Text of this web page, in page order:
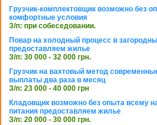
Грузчик-комплектовщик возможно без
комфортные условия
З/п: при собеседовании.
Повар на холодный процесс в
предоставляем жилье
З/п: 30 000 - 32 000 грн.
Грузчик на вахтовый метод
выплаты два раза в месяц
З/п: 23 000 - 40 000 грн
Кладовщик возможно без опыта всему
питания предоставляем жилье
З/п: 20 000 - 30 000 грн.